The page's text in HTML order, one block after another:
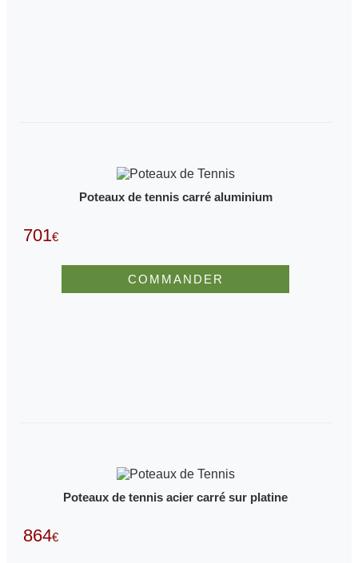
Poteaux de tennis carré aluminium
701€
COMMANDER
Poteaux de tennis acier carré sur platine
864€